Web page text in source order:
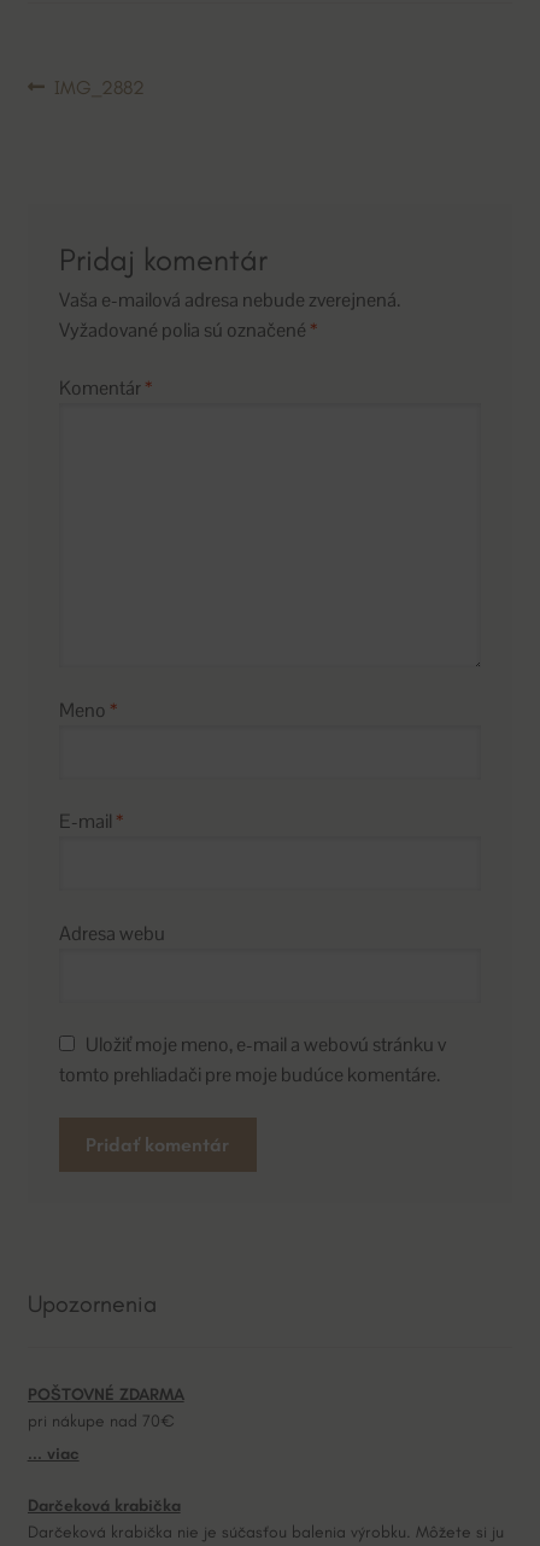
Navigácia
Predchádzajúci
IMG_2882
Pridaj komentár
Vaša e-mailová adresa nebude zverejnená.
Vyžadované polia sú označené *
Komentár*
Meno *
E-mail *
Adresa webu
Uložiť moje meno, e-mail a webovú stránku v
tomto prehliadači pre moje budúce komentáre.
r
t
i
v
:
Upozornenia
POŠTOVNÉ ZDARMA
pri nákupe nad 70€
... viac
Darčeková krabička
Darčeková krabička nie je súčasťou balenia výrobku. Môžete si ju